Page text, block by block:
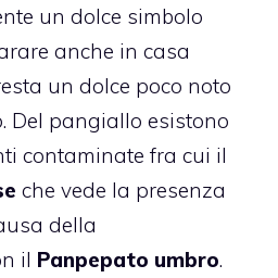
un dolce simbolo
anche in casa
un dolce poco noto
Del pangiallo esistono
contaminate fra cui il
che vede la presenza
della
il Panpepato umbro.